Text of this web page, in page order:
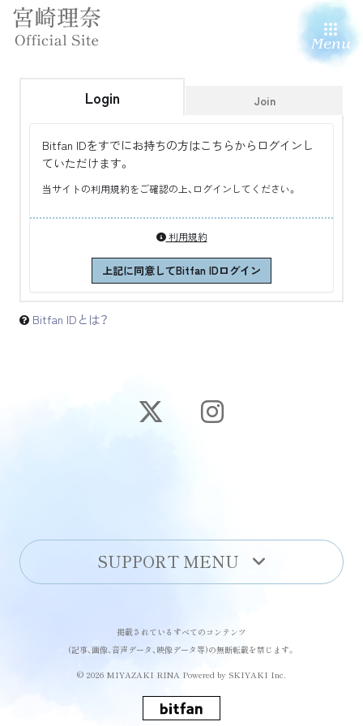
Menu
Login Join
Bitfan IDをすでにお持ちの方はこちらからログインし
ていただけます。
当サイトの利用規約をご確認の上、ログインしてください。
利用規約
上記に同意してBitfan IDログイン
Bitfan IDとは？
SUPPORT MENU
掲載されているすべてのコンテンツ
(記事、画像、音声データ、映像データ等)の無断転載を禁じます。
© 2026 MIYAZAKI RINA Powered by SKIYAKI Inc.